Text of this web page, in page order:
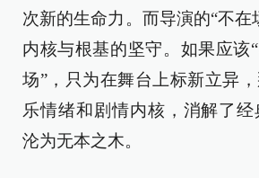
次新的生命力。而导演的“不在
内核与根基的坚守。如果应该
场”，只为在舞台上标新立异
乐情绪和剧情内核，消解了经
沦为无本之木。